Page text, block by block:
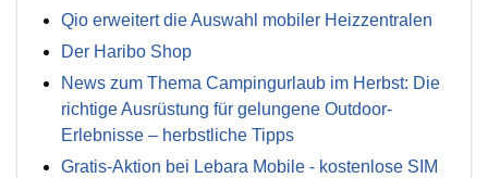
Qio erweitert die Auswahl mobiler Heizzentralen
Der Haribo Shop
News zum Thema Campingurlaub im Herbst: Die
richtige Ausrüstung für gelungene Outdoor-
Erlebnisse – herbstliche Tipps
Gratis-Aktion bei Lebara Mobile - kostenlose SIM